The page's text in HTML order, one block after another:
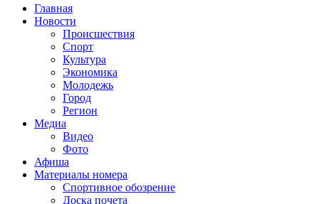
ГАЗЕТАГлавная
Новости
Происшествия
Спорт
Культура
Экономика
Молодежь
Город
Регион
Медиа
Видео
Фото
Афиша
Материалы номера
Спортивное обозрение
Доска почета